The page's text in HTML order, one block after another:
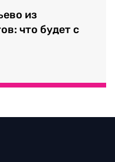
из
что будет с